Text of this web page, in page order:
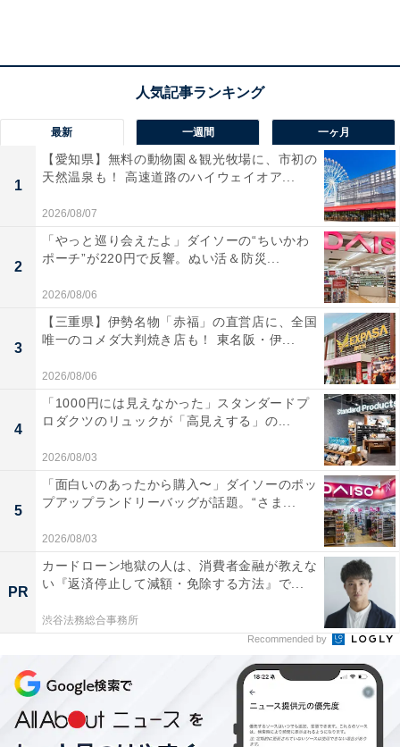
※テイクアウトできます
※一部の店舗では販売していません
最新 一週間 一ヶ月
1
【愛知県】無料の動物園＆観光牧場に、市初の
天然温泉も！ 高速道路のハイウェイオア...
2026/08/07
2
「やっと巡り会えたよ」ダイソーの“ちいかわ
ポーチ”が220円で反響。ぬい活＆防災...
2026/08/06
3
【三重県】伊勢名物「赤福」の直営店に、全国
唯一のコメダ大判焼き店も！ 東名阪・伊...
2026/08/06
4
「1000円には見えなかった」スタンダードプ
ロダクツのリュックが「高見えする」の...
2026/08/03
5
「面白いのあったから購入〜」ダイソーのポッ
プアップランドリーバッグが話題。“さま...
2026/08/03
PR
カードローン地獄の人は、消費者金融が教えな
い『返済停止して減額・免除する方法』で...
渋谷法務総合事務所
Recommended by